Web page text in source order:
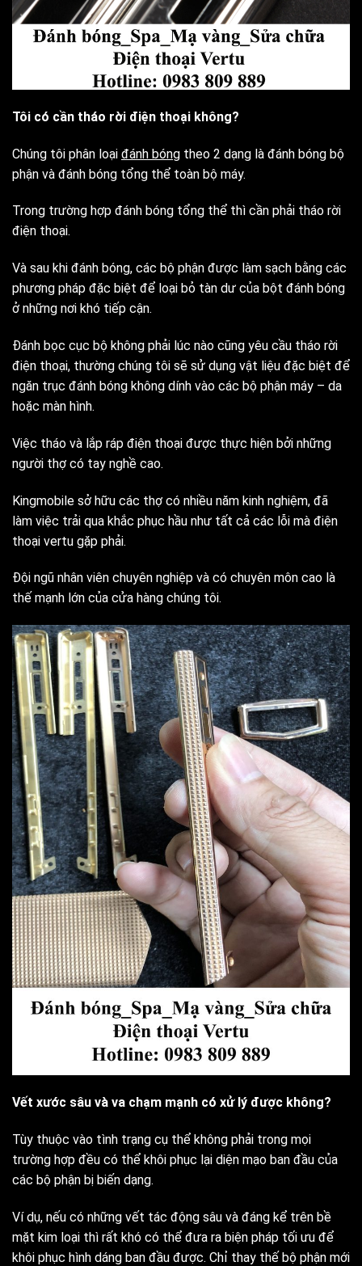
Tôi có cần tháo rời điện thoại không?
Chúng tôi phân loại đánh bóng theo 2 dạng là đánh bóng bộ
phận và đánh bóng tổng thể toàn bộ máy.
Trong trường hợp đánh bóng tổng thể thì cần phải tháo rời
điện thoại.
Và sau khi đánh bóng, các bộ phận được làm sạch bằng các
phương pháp đặc biệt để loại bỏ tàn dư của bột đánh bóng
ở những nơi khó tiếp cận.
Đánh bọc cục bộ không phải lúc nào cũng yêu cầu tháo rời
điện thoại, thường chúng tôi sẽ sử dụng vật liệu đặc biệt để
ngăn trục đánh bóng không dính vào các bộ phận máy – da
hoặc màn hình.
Việc tháo và lắp ráp điện thoại được thực hiện bởi những
người thợ có tay nghề cao.
Kingmobile sở hữu các thợ có nhiều năm kinh nghiệm, đã
làm việc trải qua khắc phục hầu như tất cả các lỗi mà điện
thoại vertu gặp phải.
Đội ngũ nhân viên chuyên nghiệp và có chuyên môn cao là
thế mạnh lớn của cửa hàng chúng tôi.
Vết xước sâu và va chạm mạnh có xử lý được không?
Tùy thuộc vào tình trạng cụ thể không phải trong mọi
trường hợp đều có thể khôi phục lại diện mạo ban đầu của
các bộ phận bị biến dạng.
Ví dụ, nếu có những vết tác động sâu và đáng kể trên bề
mặt kim loại thì rất khó có thể đưa ra biện pháp tối ưu để
khôi phục hình dáng ban đầu được. Chỉ thay thế bộ phận mới